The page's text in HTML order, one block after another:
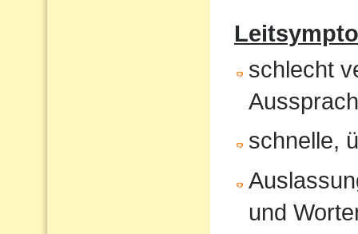
schlecht
schnelle,
und